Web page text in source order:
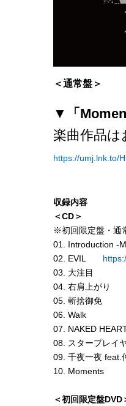
＜通常盤＞
▼ 「
楽曲作品
https://umj.lnk.to/
収録内容
＜CD＞
※初回限定盤・通
01. Introduction -
02. EVIL
03. 大注目
04. 右肩上がり
05. 斬捨御免
06. Walk
07. NAKED
08. スタープレイ
09. 千夜一夜
10. Moments
＜初回限定盤DVD